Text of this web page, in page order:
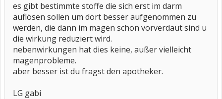
es gibt bestimmte stoffe die sich erst im darm
auflösen sollen um dort besser aufgenommen zu
werden, die dann im magen schon vorverdaut sind u
die wirkung reduziert wird.
nebenwirkungen hat dies keine, außer vielleicht
magenprobleme.
aber besser ist du fragst den apotheker.
LG gabi